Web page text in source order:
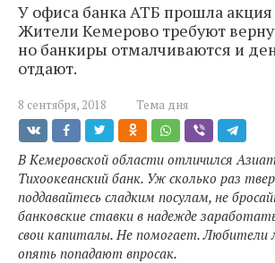
У офиса банка АТБ прошла акция
Жители Кемерово требуют
но банкиры отмалчиваются и
отдают.
8 сентября, 2018 Тема дня
В Кемеровской области отличился
Тихоокеанский банк. Уж сколько раз
поддавайтесь сладким посулам, не
банковские ставки в надежде
свои капиталы. Не помогает. Любители
опять попадают впросак.